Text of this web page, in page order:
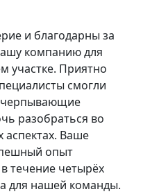
и благодарны за
компанию для
участке. Приятно
смогли
разобраться во
аспектах. Ваше
опыт
течение четырёх
для нашей команды.